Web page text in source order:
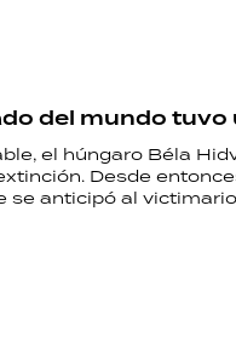
del mundo
el húngaro Béla
Desde
se anticipó al